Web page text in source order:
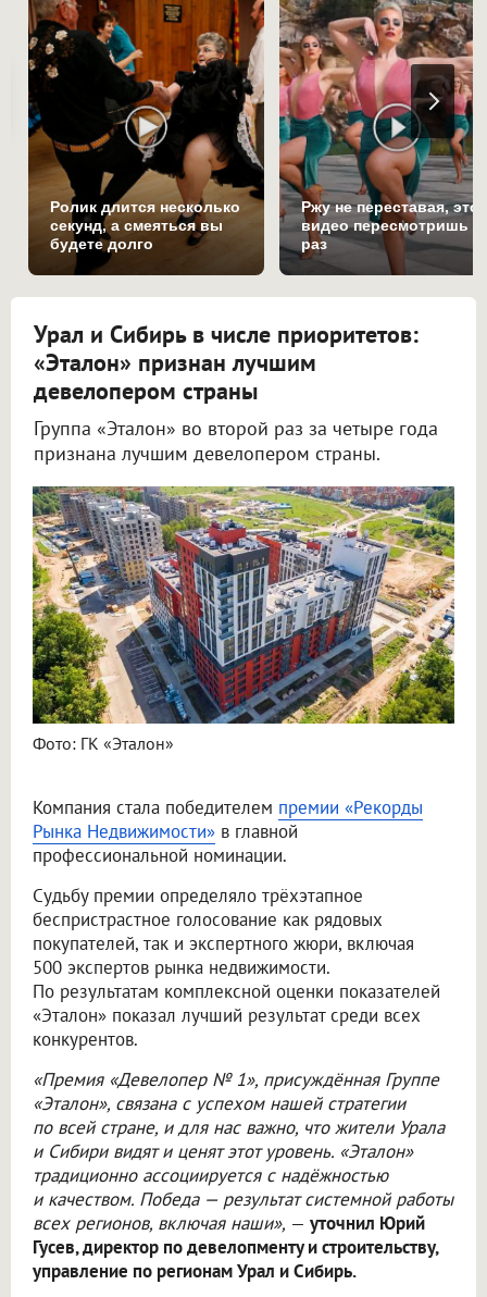
Ролик длится несколько
секунд, а смеяться вы
будете долго
Ржу не переставая, это
видео пересмотришь
раз
Урал и Сибирь в числе приоритетов:
«Эталон» признан лучшим
девелопером страны
Группа «Эталон» во второй раз за четыре года
признана лучшим девелопером страны.
Фото: ГК «Эталон»
Компания стала победителем премии «Рекорды
Рынка Недвижимости» в главной
профессиональной номинации.
Судьбу премии определяло трёхэтапное
беспристрастное голосование как рядовых
покупателей, так и экспертного жюри, включая
500 экспертов рынка недвижимости.
По результатам комплексной оценки показателей
«Эталон» показал лучший результат среди всех
конкурентов.
«Премия «Девелопер № 1», присуждённая Группе
«Эталон», связана с успехом нашей стратегии
по всей стране, и для нас важно, что жители Урала
и Сибири видят и ценят этот уровень. «Эталон»
традиционно ассоциируется с надёжностью
и качеством. Победа — результат системной работы
всех регионов, включая наши», — уточнил Юрий
Гусев, директор по девелопменту и строительству,
управление по регионам Урал и Сибирь.